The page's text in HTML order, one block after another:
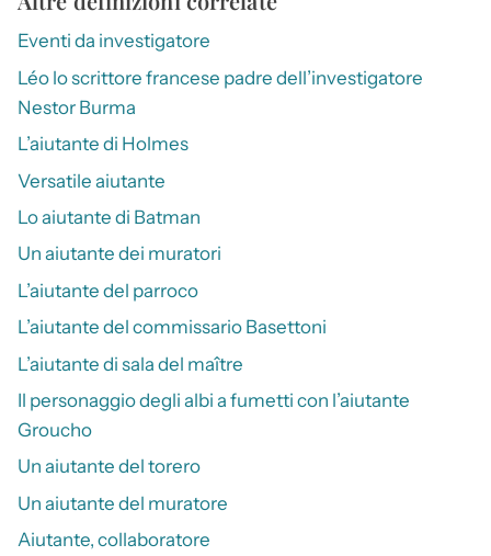
Eventi da investigatore
Léo lo scrittore francese padre dell’investigatore
Nestor Burma
L’aiutante di Holmes
Versatile aiutante
Lo aiutante di Batman
Un aiutante dei muratori
L’aiutante del parroco
L’aiutante del commissario Basettoni
L’aiutante di sala del maître
Il personaggio degli albi a fumetti con l’aiutante
Groucho
Un aiutante del torero
Un aiutante del muratore
Aiutante, collaboratore